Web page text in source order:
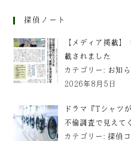
探偵ノート
【メディア掲載
載されました
カテゴリー: お知
2026年8月5日
ドラマ『Tシャツ
不倫調査で見えて
カテゴリー:探偵